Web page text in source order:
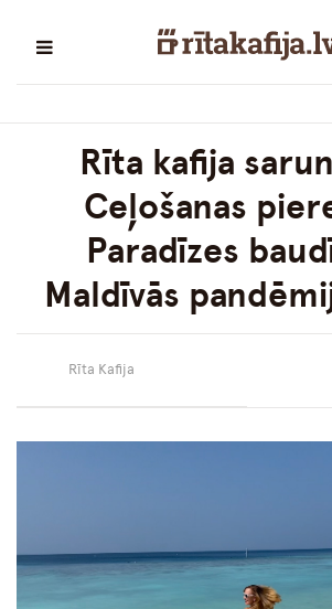
Rīta kafija
Ceļošanas
Paradīzes
Maldīvās
Rīta Kafija